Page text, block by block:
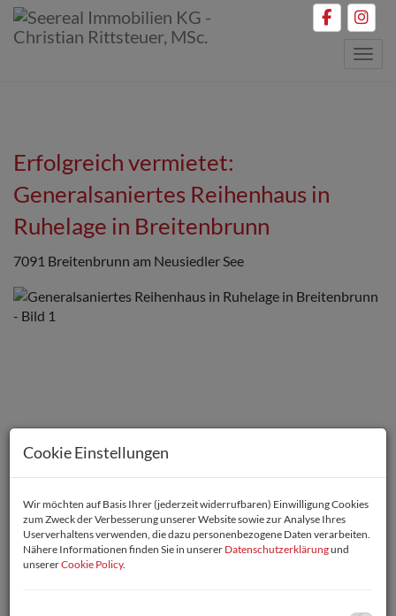
Erfolgreich vermietet:
Generalsaniertes Reihenhaus in
Ruhelage in Breitenbrunn
7091 Breitenbrunn am Neusiedler See
Cookie Einstellungen
Wir möchten auf Basis Ihrer (jederzeit widerrufbaren) Einwilligung Cookies
zum Zweck der Verbesserung unserer Website sowie zur Analyse Ihres
Userverhaltens verwenden, die dazu personenbezogene Daten verarbeiten.
Nähere Informationen finden Sie in unserer Datenschutzerklärungund
unsererCookie Policy.